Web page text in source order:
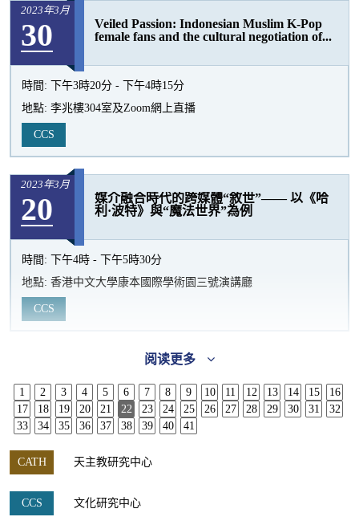
2023年3月
30
Veiled Passion: Indonesian Muslim K-Pop
female fans and the cultural negotiation of...
時間:
下午3時20分 - 下午4時15分
地點: 李兆樓304室及Zoom網上直播
CCS
2023年3月
20
媒介融合時代的跨媒體“敘世”—— 以《哈
利·波特》與“魔法世界”為例
時間:
下午4時 - 下午5時30分
地點: 香港中文大學康本國際學術園三號演講廳
CCS
阅读更多
1 2 3 4 5 6 7 8 9 10 11 12 13 14 15
16
17
18 19 20 21 22 23 24 25 26 27 28 29 30 31
32
33
34 35 36 37 38 39 40 41
CATH 天主教研究中心
CCS 文化研究中心